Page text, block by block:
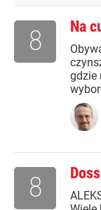
Na
gdzie
8
8